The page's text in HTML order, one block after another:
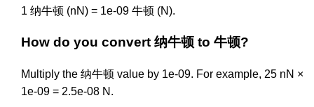
1 纳牛顿 (nN) = 1e-09 牛顿 (N).
How do you convert 纳牛顿 to 牛顿?
Multiply the 纳牛顿 value by 1e-09. For example, 25 nN ×
1e-09 = 2.5e-08 N.